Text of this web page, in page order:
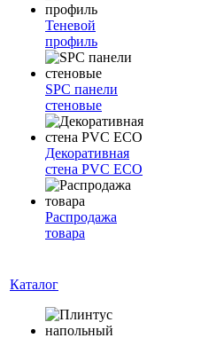
Теневой
профиль
SPC панели
стеновые
Декоративная
стена PVC ECO
Распродажа
товара
Каталог